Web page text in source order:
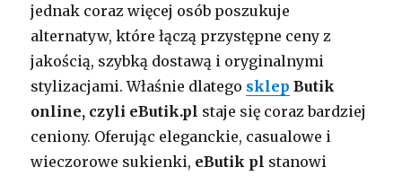
jednak coraz więcej osób poszukuje
alternatyw, które łączą przystępne ceny z
jakością, szybką dostawą i oryginalnymi
stylizacjami. Właśnie dlatego sklep Butik
online, czyli eButik.pl staje się coraz bardziej
ceniony. Oferując eleganckie, casualowe i
wieczorowe sukienki, eButik pl stanowi